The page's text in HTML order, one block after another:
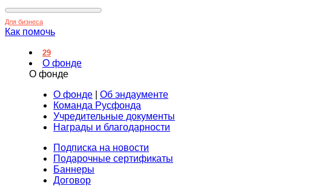
Для бизнеса
Как помочь
29
О фонде
О фонде
О фонде
Об эндаументе
Команда Русфонда
Учредительные документы
Награды и благодарности
Подписка на новости
Подарочные сертификаты
Баннеры
Договор